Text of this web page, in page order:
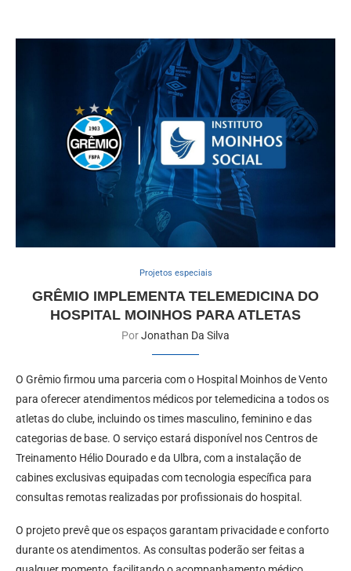
Projetos especiais
GRÊMIO IMPLEMENTA TELEMEDICINA DO
HOSPITAL MOINHOS PARA ATLETAS
PorJonathan Da Silva
O Grêmio firmou uma parceria com o Hospital Moinhos de Vento
para oferecer atendimentos médicos por telemedicina a todos os
atletas do clube, incluindo os times masculino, feminino e das
categorias de base. O serviço estará disponível nos Centros de
Treinamento Hélio Dourado e da Ulbra, com a instalação de
cabines exclusivas equipadas com tecnologia específica para
consultas remotas realizadas por profissionais do hospital.
O projeto prevê que os espaços garantam privacidade e conforto
durante os atendimentos. As consultas poderão ser feitas a